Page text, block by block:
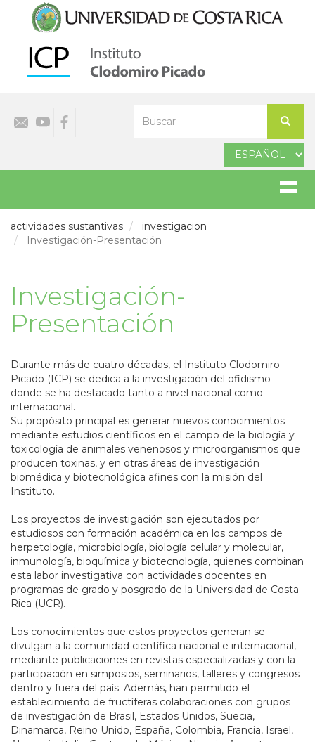
contenido
principal
Buscar
your
actividades sustantivas
investigacion
Investigación-Presentación
Investigación-
Presentación
Durante más de cuatro décadas, el Instituto Clodomiro
Picado (ICP) se dedica a la investigación del ofidismo
donde se ha destacado tanto a nivel nacional como
internacional.
Su propósito principal es generar nuevos conocimientos
mediante estudios científicos en el campo de la biología y
toxicología de animales venenosos y microorganismos que
producen toxinas, y en otras áreas de investigación
biomédica y biotecnológica afines con la misión del
Instituto.
Los proyectos de investigación son ejecutados por
estudiosos con formación académica en los campos de
herpetología, microbiología, biología celular y molecular,
inmunología, bioquímica y biotecnología, quienes combinan
esta labor investigativa con actividades docentes en
programas de grado y posgrado de la Universidad de Costa
Rica (UCR).
Los conocimientos que estos proyectos generan se
divulgan a la comunidad científica nacional e internacional,
mediante publicaciones en revistas especializadas y con la
participación en simposios, seminarios, talleres y congresos
dentro y fuera del país. Además, han permitido el
establecimiento de fructíferas colaboraciones con grupos
de investigación de Brasil, Estados Unidos, Suecia,
Dinamarca, Reino Unido, España, Colombia, Francia, Israel,